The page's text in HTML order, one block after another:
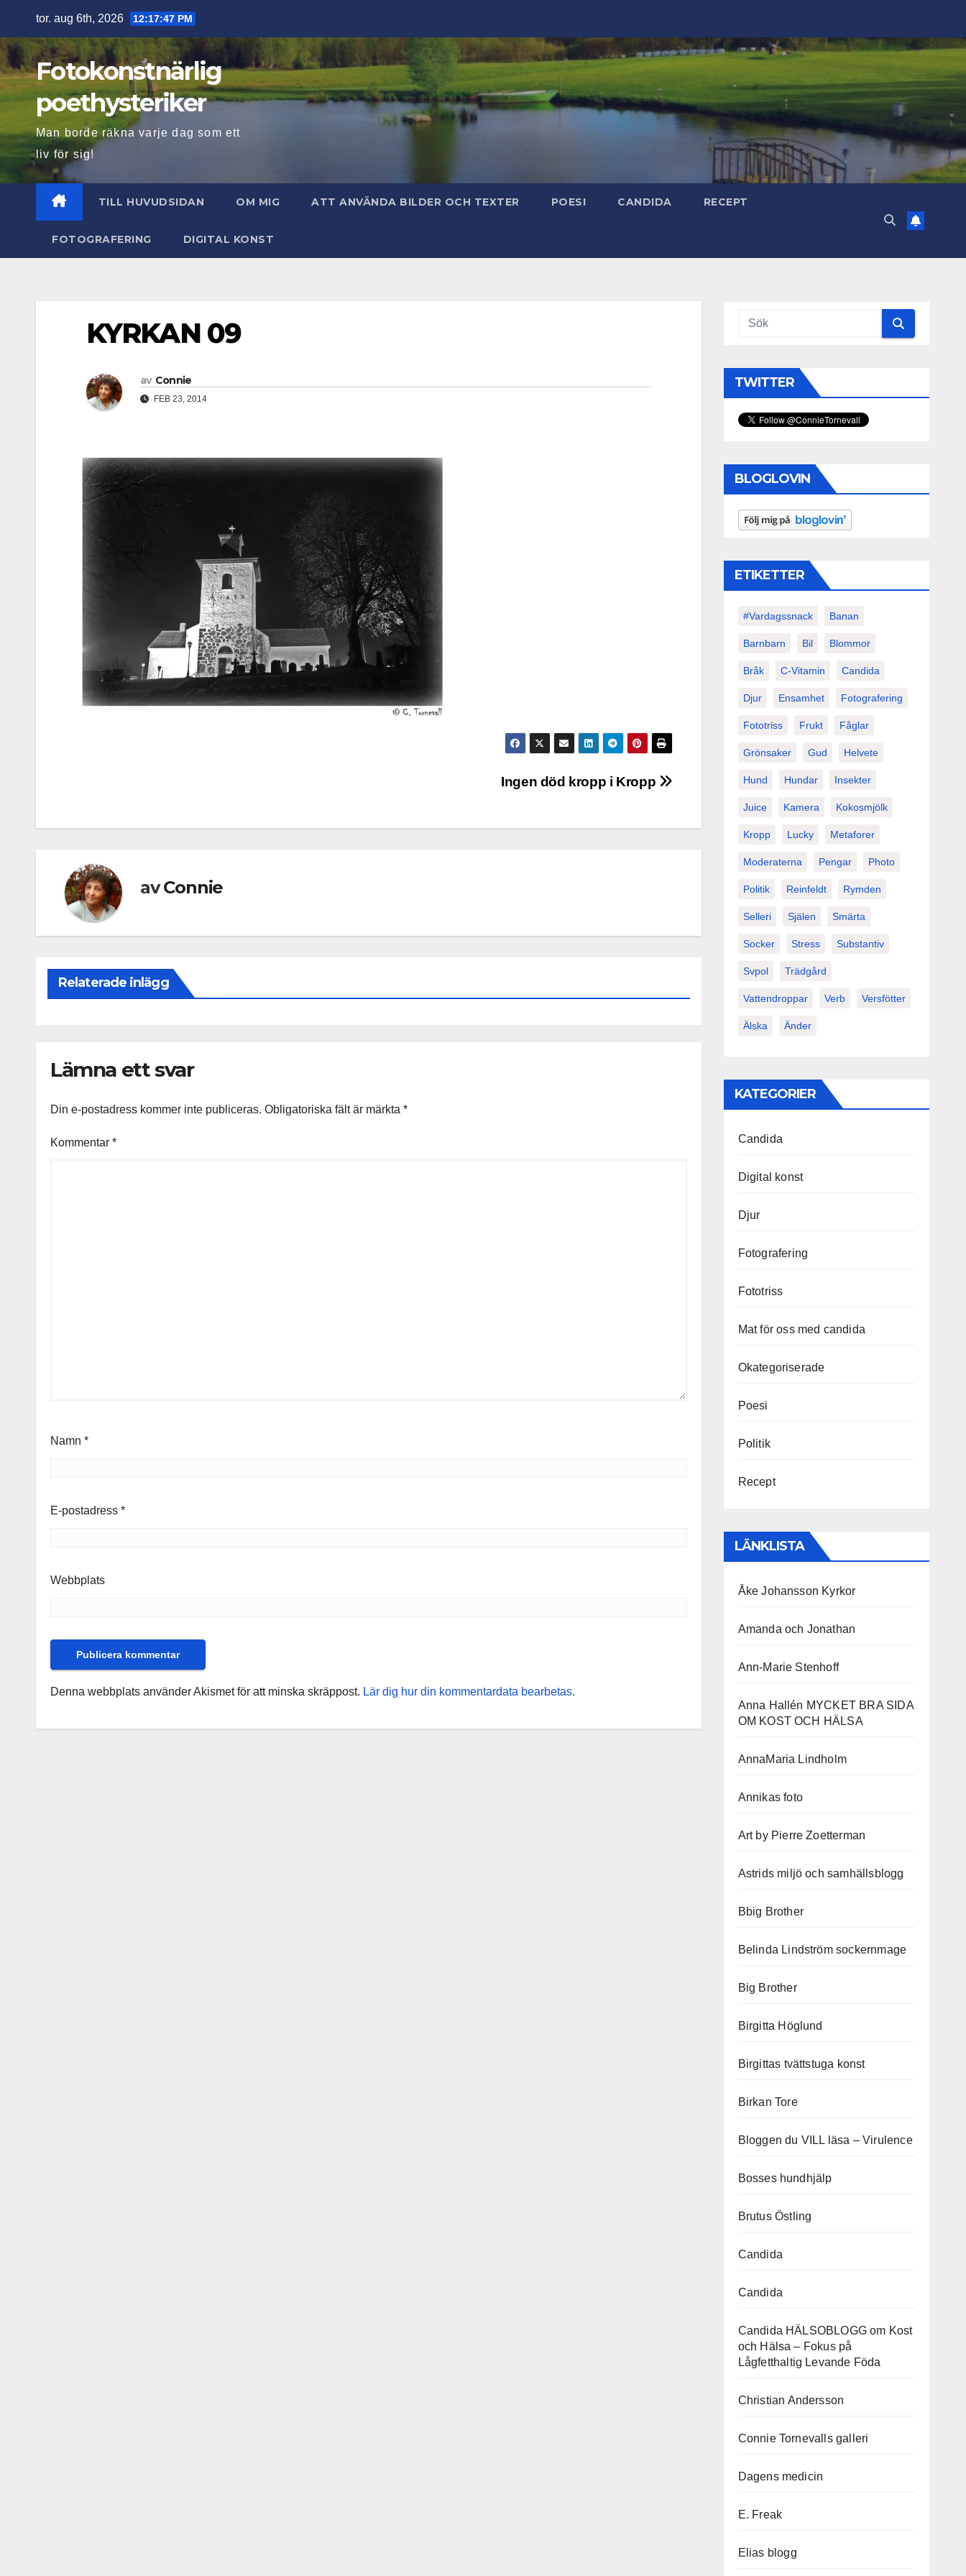
innehåll
tor. aug 6th, 2026 12:17:49 PM
Fotokonstnärlig
poethysteriker
Man borde räkna varje dag som ett
liv för sig!
TILL HUVUDSIDAN OM MIG ATT ANVÄNDA BILDER OCH TEXTER POESI CANDIDA RECEPT
FOTOGRAFERING DIGITAL KONST
KYRKAN 09
av Connie
FEB 23, 2014
Ingen död kropp i Kropp
avConnie
Relaterade inlägg
Lämna ett svar
Din e-postadress kommer inte publiceras. Obligatoriska fält är märkta *
Kommentar *
Namn *
E-postadress *
Webbplats
Denna webbplats använder Akismet för att minska skräppost. Lär dig hur din kommentardata bearbetas.
TWITTER
BLOGLOVIN
ETIKETTER
#vardagssnack Banan
Barnbarn Bil Blommor
Bråk C-Vitamin Candida
Djur Ensamhet Fotografering
Fototriss Frukt Fåglar
Grönsaker Gud Helvete
Hund Hundar Insekter
Juice Kamera Kokosmjölk
Kropp Lucky Metaforer
Moderaterna Pengar Photo
Politik Reinfeldt Rymden
Selleri Själen Smärta
Socker Stress Substantiv
Svpol Trädgård
Vattendroppar Verb Versfötter
Älska Änder
KATEGORIER
Candida
Digital konst
Djur
Fotografering
Fototriss
Mat för oss med candida
Okategoriserade
Poesi
Politik
Recept
LÄNKLISTA
Åke Johansson Kyrkor
Amanda och Jonathan
Ann-Marie Stenhoff
Anna Hallén MYCKET BRA SIDA
OM KOST OCH HÄLSA
AnnaMaria Lindholm
Annikas foto
Art by Pierre Zoetterman
Astrids miljö och samhällsblogg
Bbig Brother
Belinda Lindström sockernmage
Big Brother
Birgitta Höglund
Birgittas tvättstuga konst
Birkan Tore
Bloggen du VILL läsa – Virulence
Bosses hundhjälp
Brutus Östling
Candida
Candida
Candida HÄLSOBLOGG om Kost
och Hälsa – Fokus på
Lågfetthaltig Levande Föda
Christian Andersson
Connie Tornevalls galleri
Dagens medicin
E. Freak
Elias blogg